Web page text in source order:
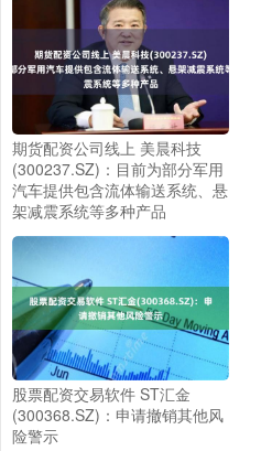
期货配资公司线上 美晨科技
(300237.SZ)：目前为部分军用
汽车提供包含流体输送系统、悬
架减震系统等多种产品
股票配资交易软件 ST汇金
(300368.SZ)：申请撤销其他风
险警示